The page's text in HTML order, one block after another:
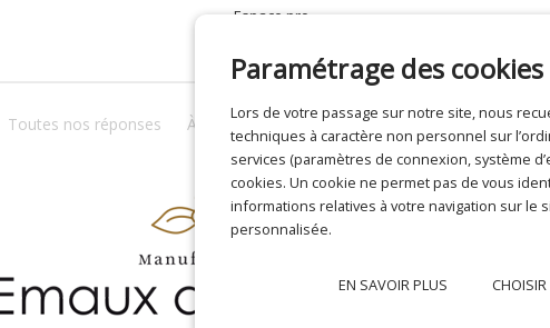
espace pro
Toutes nos réponses À propos de nous Confidentialité Mentions
Paramétrage des cookies
Lors de votre passage sur notre site, nous
techniques à caractère non personnel sur
services (paramètres de connexion, système
cookies. Un cookie ne permet pas de vous
informations relatives à votre navigation sur le
personnalisée.
EN SAVOIR PLUS CHOISIR